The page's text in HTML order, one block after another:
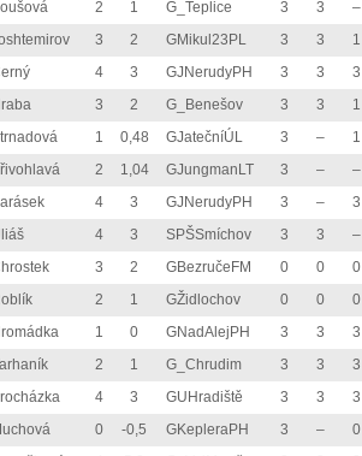
2 1 G_Teplice 3 3 –
3 2 GMikul23PL 3 3 1
4 3 GJNerudyPH 3 3 3
3 2 G_Benešov 3 3 1
1 0,48 GJatečníÚL 3 – 1
2 1,04 GJungmanLT 3 – –
4 3 GJNerudyPH 3 – 3
4 3 SPŠSmíchov 3 3 –
3 2 GBezručeFM 0 0 0
2 1 GŽidlochov 0 0 0
1 0 GNadAlejPH 3 3 3
2 1 G_Chrudim 3 3 3
4 3 GUHradiště 3 3 3
0 -0,5 GKepleraPH 3 – 0